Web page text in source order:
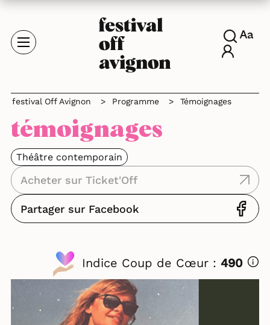
festival Off Avignon > Programme > Témoignages
témoignages
Théâtre contemporain
Acheter sur Ticket'Off
Partager sur Facebook
Indice Coup de Cœur : 490